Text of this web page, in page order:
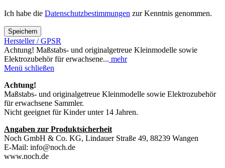
Ich habe die Datenschutzbestimmungen zur Kenntnis genommen.
Speichern
Hersteller / GPSR
Achtung! Maßstabs- und originalgetreue Kleinmodelle sowie
Elektrozubehör für erwachsene... mehr
Menü schließen
Achtung!
Maßstabs- und originalgetreue Kleinmodelle sowie Elektrozubehör
für erwachsene Sammler.
Nicht geeignet für Kinder unter 14 Jahren.
Angaben zur Produktsicherheit
Noch GmbH & Co. KG, Lindauer Straße 49, 88239 Wangen
E-Mail: info@noch.de
www.noch.de